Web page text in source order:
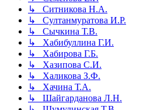
↳ Ситникова Н.А.
↳ Султанмуратова И.Р.
↳ Сычкина Т.В.
↳ Хабибуллина Г.И.
↳ Хабирова Г.Б.
↳ Хазипова С.И.
↳ Халикова З.Ф.
↳ Хачина Т.А.
↳ Шайгарданова Л.Н.